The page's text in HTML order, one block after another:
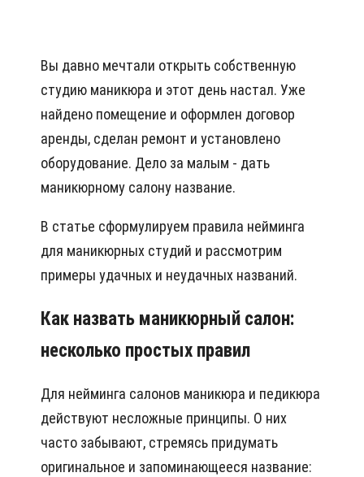
Вы давно мечтали открыть собственную
студию маникюра и этот день настал. Уже
найдено помещение и оформлен договор
аренды, сделан ремонт и установлено
оборудование. Дело за малым - дать
маникюрному салону название.
В статье сформулируем правила нейминга
для маникюрных студий и рассмотрим
примеры удачных и неудачных названий.
Как назвать маникюрный салон:
несколько простых правил
Для нейминга салонов маникюра и педикюра
действуют несложные принципы. О них
часто забывают, стремясь придумать
оригинальное и запоминающееся название: